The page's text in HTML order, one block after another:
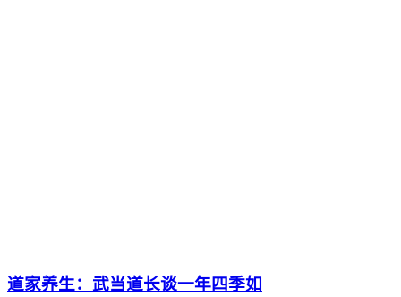
道家养生：武当道长谈一年四季如